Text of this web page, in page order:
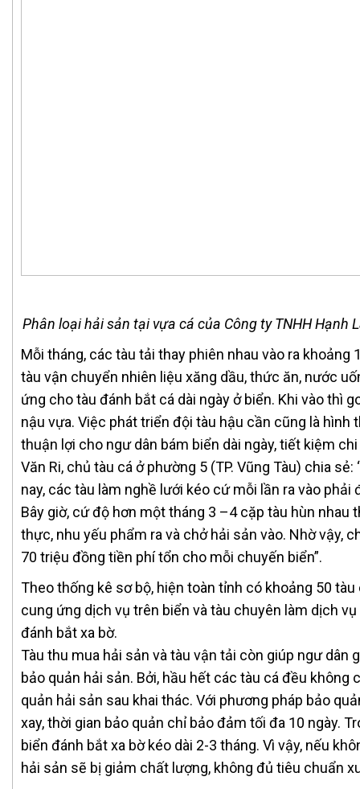
Phân loại hải sản tại vựa cá của Công ty TNHH Hạnh
Mỗi tháng, các tàu tải thay phiên nhau vào ra khoảng
tàu vận chuyển nhiên liệu xăng dầu, thức ăn, nước
ứng cho tàu đánh bắt cá dài ngày ở biển. Khi vào thì
nậu vựa. Việc phát triển đội tàu hậu cần cũng là hình
thuận lợi cho ngư dân bám biển dài ngày, tiết kiệm
Văn Ri, chủ tàu cá ở phường 5 (TP. Vũng Tàu) chia
nay, các tàu làm nghề lưới kéo cứ mỗi lần ra vào phải
Bây giờ, cứ độ hơn một tháng 3 –4 cặp tàu hùn nhau
thực, nhu yếu phẩm ra và chở hải sản vào. Nhờ vậy,
70 triệu đồng tiền phí tổn cho mỗi chuyến biển”.
Theo thống kê sơ bộ, hiện toàn tỉnh có khoảng 50
cung ứng dịch vụ trên biển và tàu chuyên làm dịch
đánh bắt xa bờ.
Tàu thu mua hải sản và tàu vận tải còn giúp ngư dân
bảo quản hải sản. Bởi, hầu hết các tàu cá đều không
quản hải sản sau khai thác. Với phương pháp bảo
xay, thời gian bảo quản chỉ bảo đảm tối đa 10 ngày.
biển đánh bắt xa bờ kéo dài 2-3 tháng. Vì vậy, nếu
hải sản sẽ bị giảm chất lượng, không đủ tiêu chuẩn